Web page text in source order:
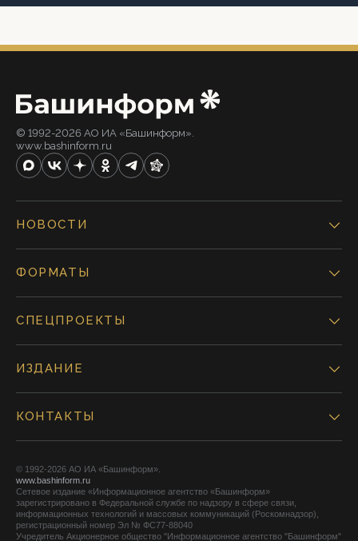
© 1992-2026 АО ИА «Башинформ».
www.bashinform.ru
НОВОСТИ
ФОРМАТЫ
СПЕЦПРОЕКТЫ
ИЗДАНИЕ
КОНТАКТЫ
© 1992-2026 АО ИА «Башинформ».
www.bashinform.ru
Сетевое издание «Информационное агентство «Башинформ»
зарегистрировано в Федеральной службе по надзору в сфере связи,
информационных технологий и массовых коммуникаций (Роскомнадзор),
регистрационный номер Эл № ФС77-88040
Учредитель Акционерное общество "Информационное агентство "Башинформ"